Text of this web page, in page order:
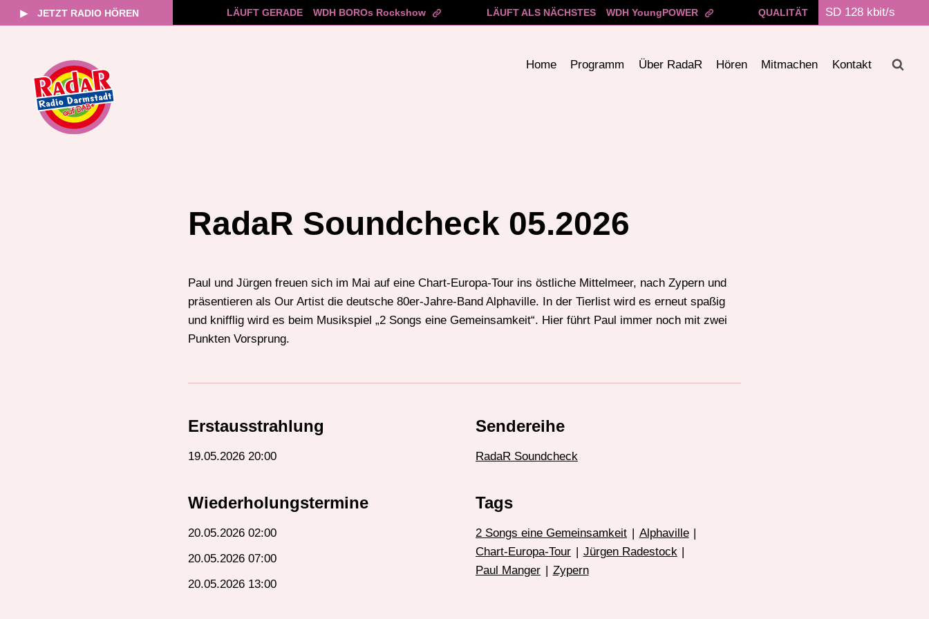
▶ JETZT RADIO HÖREN LÄUFT GERADE WDH BOROs Rockshow LÄUFT ALS NÄCHSTES WDH YoungPOWER QUALITÄT
Home Programm Über RadaR Hören Mitmachen Kontakt
RadaR Soundcheck 05.2026
Paul und Jürgen freuen sich im Mai auf eine Chart-Europa-Tour ins östliche Mittelmeer, nach Zypern und
präsentieren als Our Artist die deutsche 80er-Jahre-Band Alphaville. In der Tierlist wird es erneut spaßig
und knifflig wird es beim Musikspiel „2 Songs eine Gemeinsamkeit“. Hier führt Paul immer noch mit zwei
Punkten Vorsprung.
Erstausstrahlung
19.05.2026 20:00
Wiederholungstermine
20.05.2026 02:00
20.05.2026 07:00
20.05.2026 13:00
Sendereihe
RadaR Soundcheck
Tags
2 Songs eine Gemeinsamkeit Alphaville
Chart-Europa-Tour
Jürgen Radestock
Paul Manger
Zypern